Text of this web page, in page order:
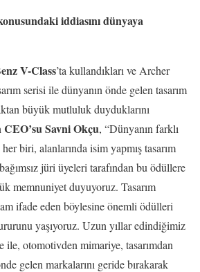
iddiasını dünyaya
V-Class’ta kullandıkları ve Archer
serisi ile dünyanın önde gelen tasarım
büyük mutluluk duyduklarını
Savni Okçu, “Dünyanın farklı
biri, alanlarında isim yapmış tasarım
jüri üyeleri tarafından bu ödüllere
memnuniyet duyuyoruz. Tasarım
ifade eden böylesine önemli ödülleri
yaşıyoruz. Uzun yıllar edindiğimiz
otomotivden mimariye, tasarımdan
gelen markalarını geride bırakarak